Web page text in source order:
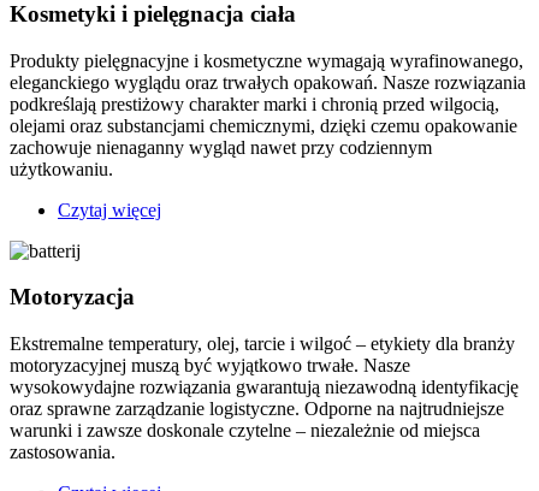
ogród
Kosmetyki i pielęgnacja ciała
Produkty pielęgnacyjne i kosmetyczne wymagają wyrafinowanego,
eleganckiego wyglądu oraz trwałych opakowań. Nasze rozwiązania
podkreślają prestiżowy charakter marki i chronią przed wilgocią,
olejami oraz substancjami chemicznymi, dzięki czemu opakowanie
zachowuje nienaganny wygląd nawet przy codziennym
użytkowaniu.
Czytaj więcej
Motoryzacja
Ekstremalne temperatury, olej, tarcie i wilgoć – etykiety dla branży
motoryzacyjnej muszą być wyjątkowo trwałe. Nasze
wysokowydajne rozwiązania gwarantują niezawodną identyfikację
oraz sprawne zarządzanie logistyczne. Odporne na najtrudniejsze
warunki i zawsze doskonale czytelne – niezależnie od miejsca
zastosowania.